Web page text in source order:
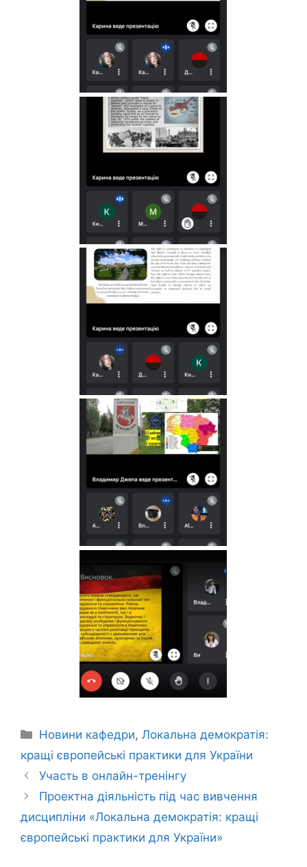
Новини кафедри,Локальна демократія:
кращі європейські практики для України
Участь в онлайн-тренінгу
Проектна діяльність під час вивчення
дисципліни «Локальна демократія: кращі
європейські практики для України»